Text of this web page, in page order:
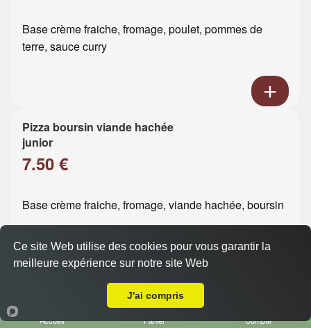
Base crème fraiche, fromage, poulet, pommes de
terre, sauce curry
Pizza boursin viande hachée
junior
7.50 €
Base crème fraiche, fromage, viande hachée, boursin
Pizza boursin poulet junior
Accueil Panier Compte
Ce site Web utilise des cookies pour vous garantir la
meilleure expérience sur notre site Web
J'ai compris